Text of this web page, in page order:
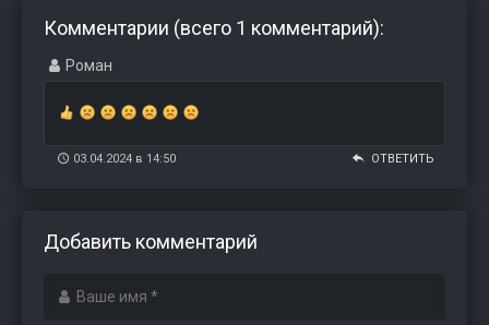
Комментарии (всего 1 комментарий):
Роман
03.04.2024 в 14:50 ОТВЕТИТЬ
Добавить комментарий